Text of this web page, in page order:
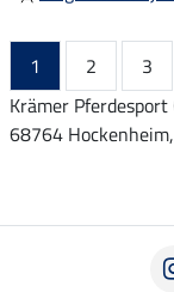
1 2
3
Krämer Pferdesport
68764